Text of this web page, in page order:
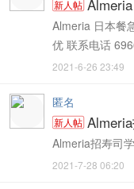
新人帖
Almeria 日本餐
优 联系电话
2021-6-26 23:49
匿名
新人帖
Almeria招寿司
2021-7-28 06:20